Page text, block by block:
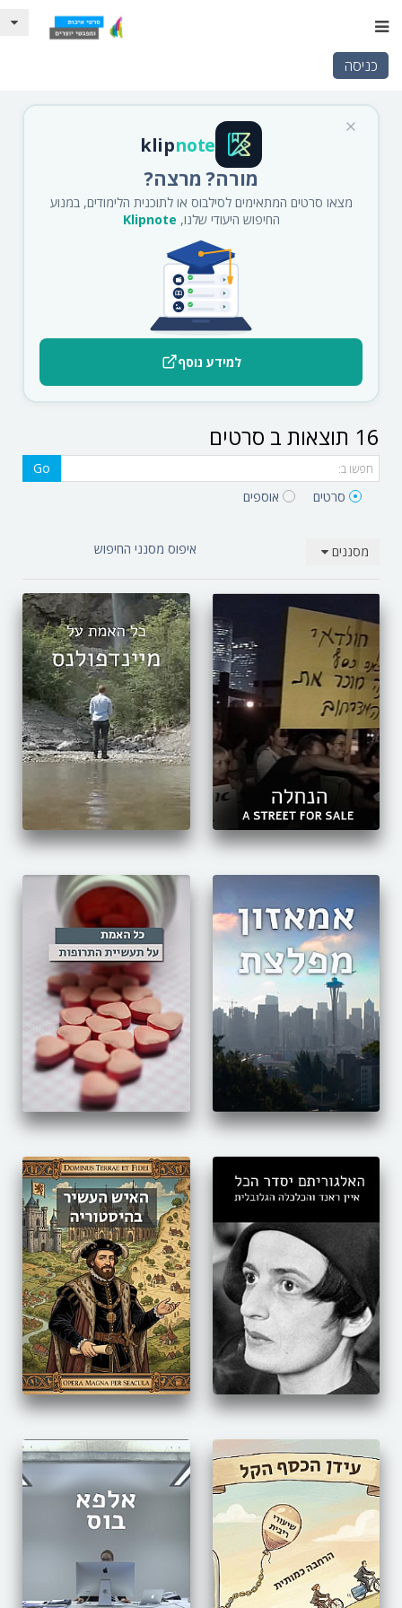
כניסה
klipnote
מורה? מרצה?
מצאו סרטים המתאימים לסילבוס או לתוכנית הלימודים, במנוע
החיפוש היעודי שלנו, Klipnote
למידע נוסף
16 תוצאות ב סרטים‎
Go
סרטים‎
אוספים‎
מסננים איפוס מסנני החיפוש